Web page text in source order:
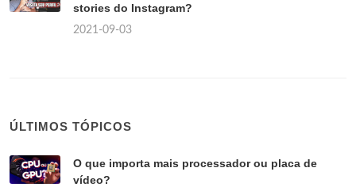
stories do Instagram?
2021-09-03
ÚLTIMOS TÓPICOS
O que importa mais processador ou placa de
vídeo?